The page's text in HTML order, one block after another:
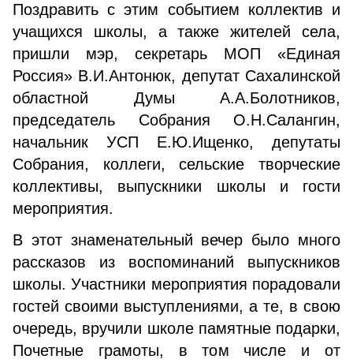
Поздравить с этим событием коллектив и
учащихся школы, а также жителей села,
пришли мэр, секретарь МОП «Единая
Россия» В.И.Антонюк, депутат Сахалинской
областной Думы А.А.Болотников,
председатель Собрания О.Н.Салангин,
начальник УСП Е.Ю.Ищенко, депутаты
Собрания, коллеги, сельские творческие
коллективы, выпускники школы и гости
мероприятия.
В этот знаменательный вечер было много
рассказов из воспоминаний выпускников
школы. Участники мероприятия порадовали
гостей своими выступлениями, а те, в свою
очередь, вручили школе памятные подарки,
Почетные грамоты, в том числе и от